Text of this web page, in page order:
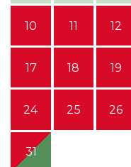
10 11 12
17 18 19
24 25 26
31